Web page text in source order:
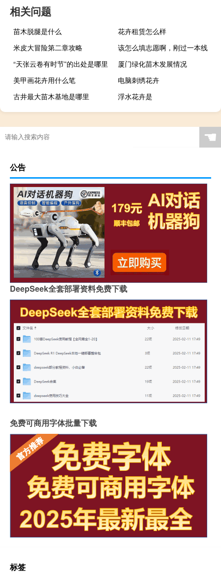
相关问题
苗木脱腿是什么
花卉租赁怎么样
米皮大冒险第二章攻略
该怎么填志愿啊，刚过一本线
“天张云卷有时节”的出处是哪里
厦门绿化苗木发展情况
美甲画花卉用什么笔
电脑刺绣花卉
古井最大苗木基地是哪里
浮水花卉是
☚
公告
DeepSeek全套部署资料免费下载
免费可商用字体批量下载
标签